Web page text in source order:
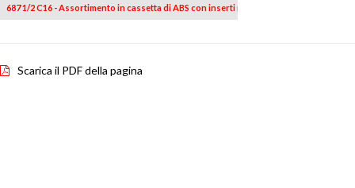
687 1/2 C16 - Assortimento in cassetta di ABS con inserti macchina (16 pz)
Scarica il PDF della pagina